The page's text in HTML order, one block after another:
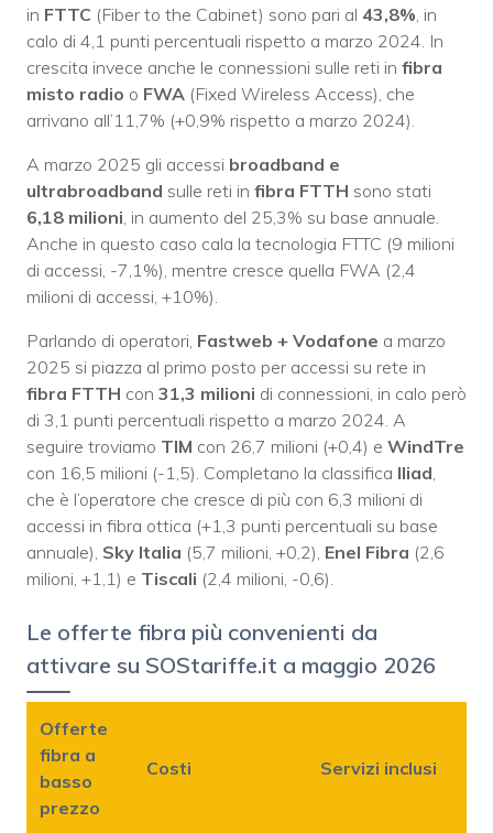
in FTTC (Fiber to the Cabinet) sono pari al 43,8% , in
calo di 4,1 punti percentuali rispetto a marzo 2024. In
crescita invece anche le connessioni sulle reti in fibra
misto radio o FWA (Fixed Wireless Access), che
arrivano all’11,7% (+0,9% rispetto a marzo 2024).
A marzo 2025 gli accessi broadband e
ultrabroadband sulle reti in fibra FTTH sono stati
6,18 milioni , in aumento del 25,3% su base annuale.
Anche in questo caso cala la tecnologia FTTC (9 milioni
di accessi, -7,1%), mentre cresce quella FWA (2,4
milioni di accessi, +10%).
Parlando di operatori, Fastweb + Vodafone a marzo
2025 si piazza al primo posto per accessi su rete in
fibra FTTH con 31,3 milioni di connessioni, in calo però
di 3,1 punti percentuali rispetto a marzo 2024. A
seguire troviamo TIM con 26,7 milioni (+0,4) e WindTre
con 16,5 milioni (-1,5). Completano la classifica Iliad
che è l’operatore che cresce di più con 6,3 milioni di
accessi in fibra ottica (+1,3 punti percentuali su base
annuale), Sky Italia (5,7 milioni, +0,2), Enel Fibra (2,6
milioni, +1,1) e Tiscali (2,4 milioni, -0,6).
Le offerte fibra più convenienti da
attivare su SOStariffe.it a maggio 2026
Offerte
fibra a
basso
prezzo
Costi Servizi inclusi